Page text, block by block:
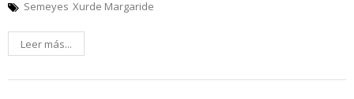
Semeyes Xurde Margaride
Leer más...